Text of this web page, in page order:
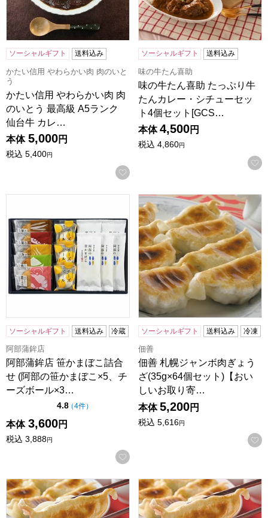
ソーシャルギフト 送料込み
かたい信用 やわらかい肉 肉のいと
う
かたい信用 やわらかい肉 肉
のいとう 最高級 A5ランク
仙台牛 カレ…
本体 5,000円
税込 5,400円
お気に入りに登録する
ソーシャルギフト 送料込み
味の牛たん喜助
味の牛たん喜助 たっぷり牛
たんカレー・シチューセッ
ト4個セット[GCS…
本体 4,500円
税込 4,860円
阿部蒲鉾店 笹かまぼこ詰合せ (阿部の笹かまぼこ×5、チー
ソーシャルギフト 送料込み 冷蔵
阿部蒲鉾店
阿部蒲鉾店 笹かまぼこ詰合
せ (阿部の笹かまぼこ×5、チ
ーズボール×3…
4.8点（5点満点中）
（4件の評価
）
本体 3,600円
税込 3,888円
お気に入りに登録する
佃善 札幌ジャンボ肉ぎょう
ソーシャルギフト 送料込み 冷凍
佃善
佃善 札幌ジャンボ肉ぎょう
ざ(35g×64個セット)【おい
しいお取り寄…
本体 5,200円
税込 5,616円
佃善 札幌ジャンボ肉ぎょうざ16個×2、すみれ監修みそ餃子
佃善 札幌ジャンボ肉ぎょう